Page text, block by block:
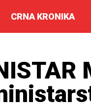
CRNA KRONIKA